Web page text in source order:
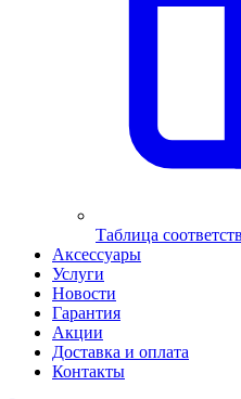
Таблица
Аксессуары
Услуги
Новости
Гарантия
Акции
Доставка и оплата
Контакты